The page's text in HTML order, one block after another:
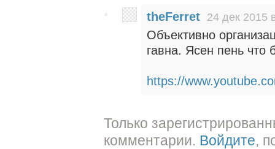
theFerret 24 дек 2015
Объективно
гавна. Ясен пень что
https://
Только
комментарии. Войдите,